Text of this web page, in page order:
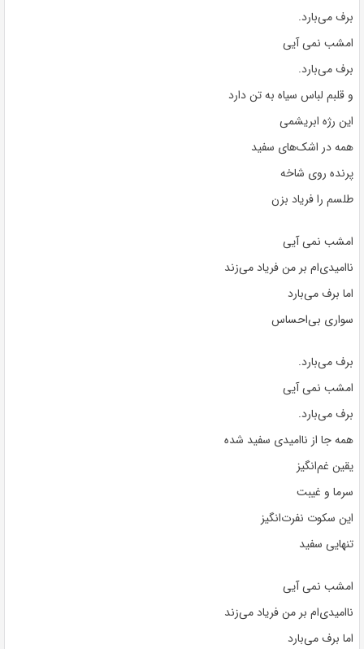
برف می‌بارد.
امشب نمی آیی
برف می‌بارد.
و قلبم لباس سیاه به تن دارد
این رژه ابریشمی
همه در اشک‌های سفید
پرنده روی شاخه
طلسم را فریاد بزن
امشب نمی آیی
ناامیدی‌ام بر من فریاد می‌زند
اما برف می‌بارد
سواری بی‌احساس
برف می‌بارد.
امشب نمی آیی
برف می‌بارد.
همه جا از ناامیدی سفید شده
یقین غم‌انگیز
سرما و غیبت
این سکوت نفرت‌انگیز
تنهایی سفید
امشب نمی آیی
ناامیدی‌ام بر من فریاد می‌زند
اما برف می‌بارد